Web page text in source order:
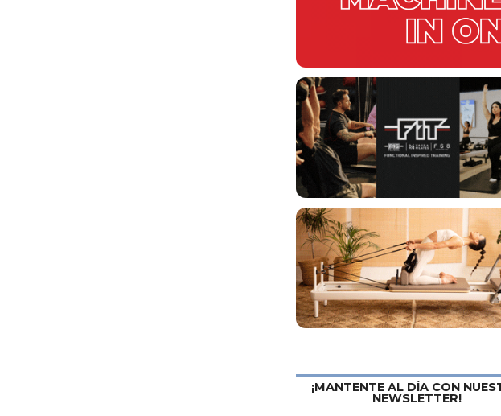
¡MANTENTE AL DÍA CON
NEWSLETTER!